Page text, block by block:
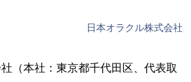
日本オラクル株式会社
（本社：東京都千代田区、代表取